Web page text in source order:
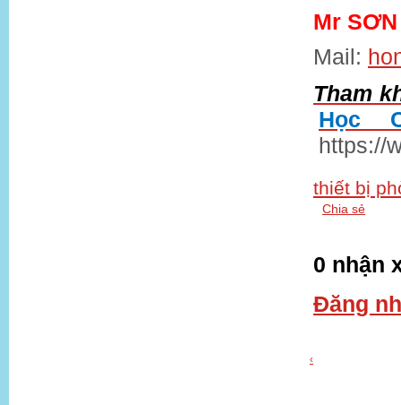
Mr
Mail:
Tham
Học
https://
thiết bị
Chia sẻ
0 nhận
Đăng
‹